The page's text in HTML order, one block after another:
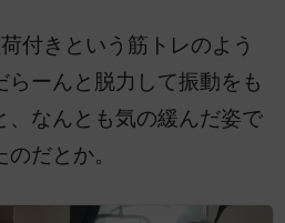
付きという筋トレのよう
らーんと脱力して振動をも
なんとも気の緩んだ姿で
だとか。